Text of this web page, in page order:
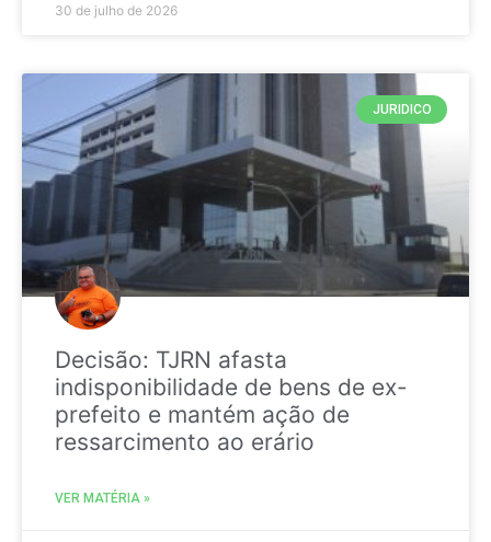
30 de julho de 2026
JURIDICO
Decisão: TJRN afasta
indisponibilidade de bens de ex-
prefeito e mantém ação de
ressarcimento ao erário
VER MATÉRIA »